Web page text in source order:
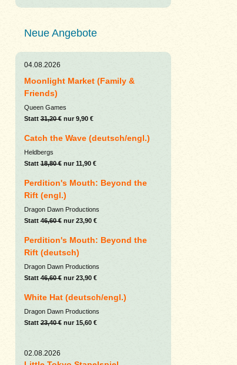
Neue Angebote
04.08.2026
Moonlight Market (Family &
Friends)
Queen Games
Statt31,20 €nur 9,90 €
Catch the Wave (deutsch/engl.)
Heldbergs
Statt18,80 €nur 11,90 €
Perdition's Mouth: Beyond the
Rift (engl.)
Dragon Dawn Productions
Statt46,60 €nur 23,90 €
Perdition's Mouth: Beyond the
Rift (deutsch)
Dragon Dawn Productions
Statt46,60 €nur 23,90 €
White Hat (deutsch/engl.)
Dragon Dawn Productions
Statt23,40 €nur 15,60 €
02.08.2026